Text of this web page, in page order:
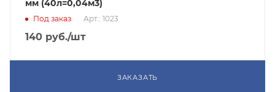
мм (40л=0,04м3)
Под заказ Арт.: 1023
140 руб./шт
ЗАКАЗАТЬ